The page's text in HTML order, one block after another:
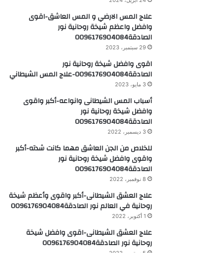
اقوى وافضل شيخة روحانية نور
الصادقة0096176904084-علاج المس الشيطاني
3 مايو، 2023
أسباب المس الشيطانى وانواعه-أكبر واقوى
وافضل شيخة روحانية نور
الصادقة0096176904084
3 ديسمبر، 2022
للخلاص من الجن العاشق مهما كانت شدته-أكبر
واقوى وافضل شيخة روحانية نور
الصادقة0096176904084
8 نوفمبر، 2022
علاج العشق الشيطانى-أكبر واقوى وأعظم شيخة
روحانية في العالم نور الصادقة0096176904084
1 أكتوبر، 2022
علاج العشق الشيطانى-اقوى وافضل شيخة
روحانية نور الصادقة0096176904084
5 سبتمبر، 2022
اقوى وافضل شيخة روحانية نور
الشيطانى وانواعه
23 أغسطس، 2022